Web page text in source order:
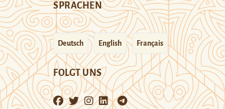
SPRACHEN
Deutsch English Français
FOLGT UNS